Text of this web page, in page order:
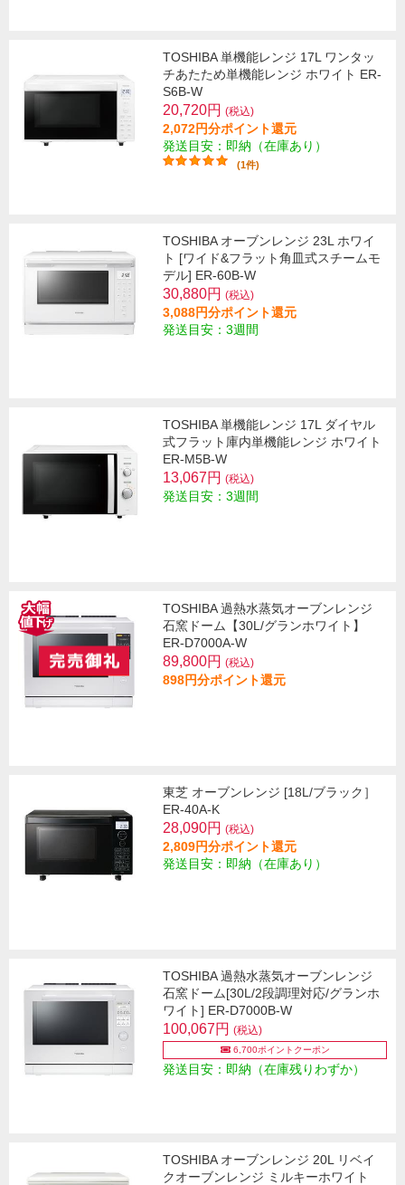
TOSHIBA 単機能レンジ 17L ワンタッ
チあたため単機能レンジ ホワイト ER-
S6B-W
20,720円 (税込)
2,072円分ポイント還元
発送目安：即納（在庫あり）
(1件)
TOSHIBA オーブンレンジ 23L ホワイ
ト [ワイド&フラット角皿式スチームモ
デル] ER-60B-W
30,880円 (税込)
3,088円分ポイント還元
発送目安：3週間
TOSHIBA 単機能レンジ 17L ダイヤル
式フラット庫内単機能レンジ ホワイト
ER-M5B-W
13,067円 (税込)
発送目安：3週間
TOSHIBA 過熱水蒸気オーブンレンジ
石窯ドーム【30L/グランホワイト】
ER-D7000A-W
89,800円 (税込)
898円分ポイント還元
東芝 オーブンレンジ [18L/ブラック］
ER-40A-K
28,090円 (税込)
2,809円分ポイント還元
発送目安：即納（在庫あり）
TOSHIBA 過熱水蒸気オーブンレンジ
石窯ドーム[30L/2段調理対応/グランホ
ワイト] ER-D7000B-W
100,067円 (税込)
6,700ポイントクーポン
発送目安：即納（在庫残りわずか）
TOSHIBA オーブンレンジ 20L リベイ
クオーブンレンジ ミルキーホワイト